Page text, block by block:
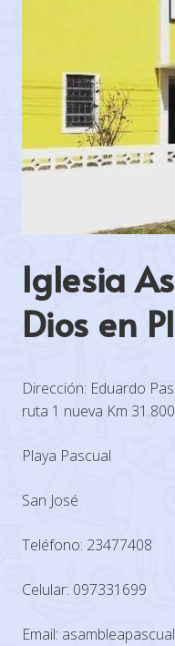
Iglesia
Dios en
Dirección: Eduardo
ruta 1 nueva Km
Playa Pascual
San José
Teléfono: 23477408
Celular: 097331699
Email: